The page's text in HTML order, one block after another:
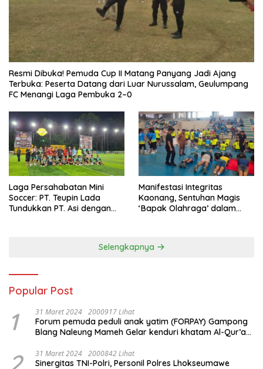
Resmi Dibuka! Pemuda Cup II Matang Panyang Jadi Ajang
Terbuka: Peserta Datang dari Luar Nurussalam, Geulumpang
FC Menangi Laga Pembuka 2–0
Laga Persahabatan Mini
Soccer: PT. Teupin Lada
Tundukkan PT. Asi dengan
Manifestasi Integritas
Kaonang, Sentuhan Magis
‘Bapak Olahraga’ dalam
Selengkapnya
Popular Post
1 31 Maret 2024 2000917 Lihat
Forum pemuda peduli anak yatim (FORPAY) Gampong
Blang Naleung Mameh Gelar kenduri khatam Al-Qur’an
31 Maret 2024 2000842 Lihat
Sinergitas TNI-Polri, Personil Polres Lhokseumawe